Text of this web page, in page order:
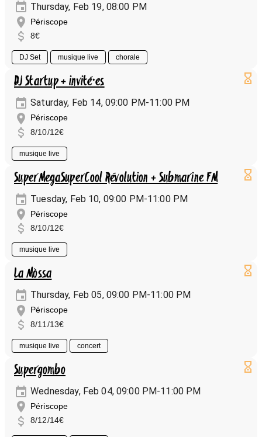
Thursday, Feb 19, 08:00 PM
Périscope
8€
DJ Set musique live chorale
DJ Startup + invité·es
Saturday, Feb 14, 09:00 PM-11:00 PM
Périscope
8/10/12€
musique live
SuperMegaSuperCool Révolution + Submarine FM
Tuesday, Feb 10, 09:00 PM-11:00 PM
Périscope
8/10/12€
musique live
La Mòssa
Thursday, Feb 05, 09:00 PM-11:00 PM
Périscope
8/11/13€
musique live concert
Supergombo
Wednesday, Feb 04, 09:00 PM-11:00 PM
Périscope
8/12/14€